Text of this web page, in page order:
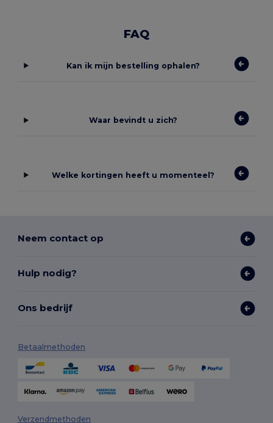
FAQ
Kan ik mijn bestelling ophalen?
Waar bevindt u zich?
Welke kortingen heeft u momenteel?
Neem contact op
Hulp nodig?
Ons bedrijf
Betaalmethoden
Verzendmethoden